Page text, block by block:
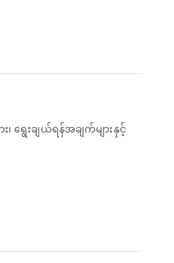
ေးချယ်ရန်အချက်များနှင့်